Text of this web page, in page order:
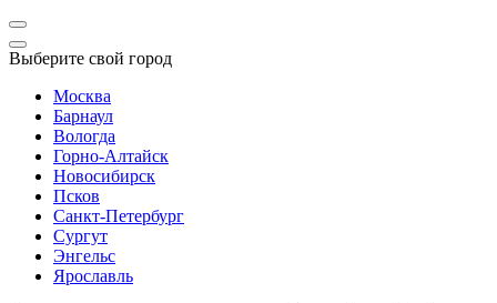
Выберите свой город
Москва
Барнаул
Вологда
Горно-Алтайск
Новосибирск
Псков
Санкт-Петербург
Сургут
Энгельс
Ярославль